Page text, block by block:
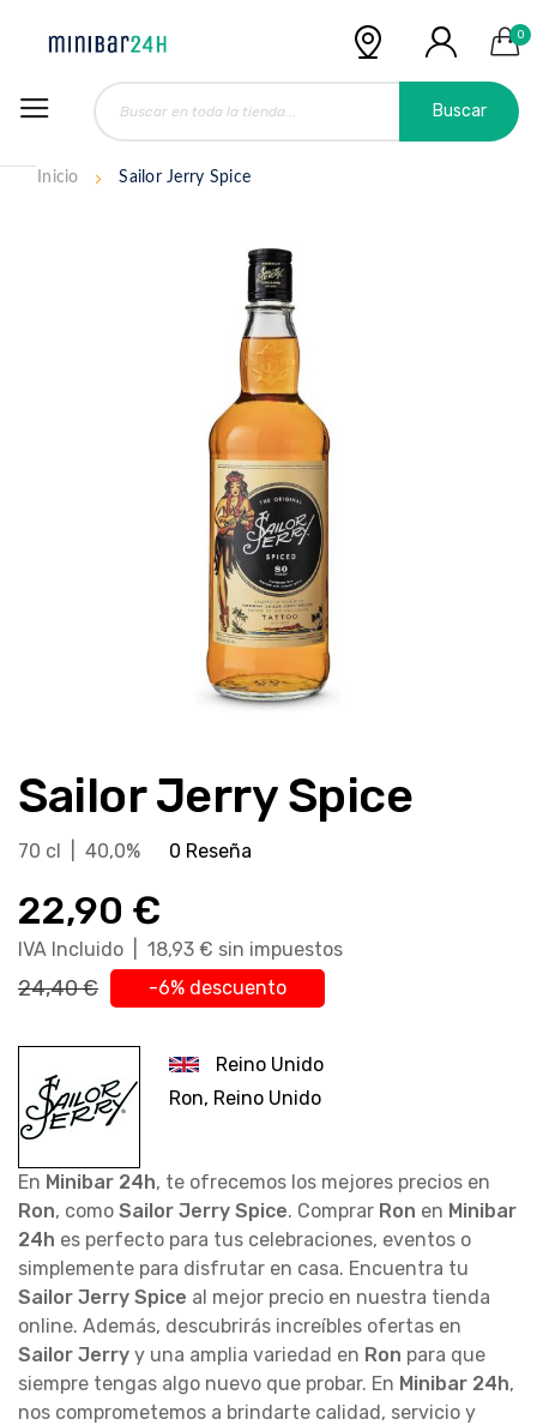
0
Buscar
Inicio Sailor Jerry Spice
comienzo
de
la
de
imágenes
Sailor Jerry Spice
70 cl | 40,0% 0 Reseña
22,90 €
IVA Incluido | 18,93 € sin impuestos
24,40 € -6% descuento
Reino Unido
Ron, Reino Unido
En Minibar 24h, te ofrecemos los mejores precios en
Ron, como Sailor Jerry Spice. Comprar Ron en Minibar
24h es perfecto para tus celebraciones, eventos o
simplemente para disfrutar en casa. Encuentra tu
Sailor Jerry Spice al mejor precio en nuestra tienda
online. Además, descubrirás increíbles ofertas en
Sailor Jerry y una amplia variedad en Ron para que
siempre tengas algo nuevo que probar. En Minibar 24h,
nos comprometemos a brindarte calidad, servicio y